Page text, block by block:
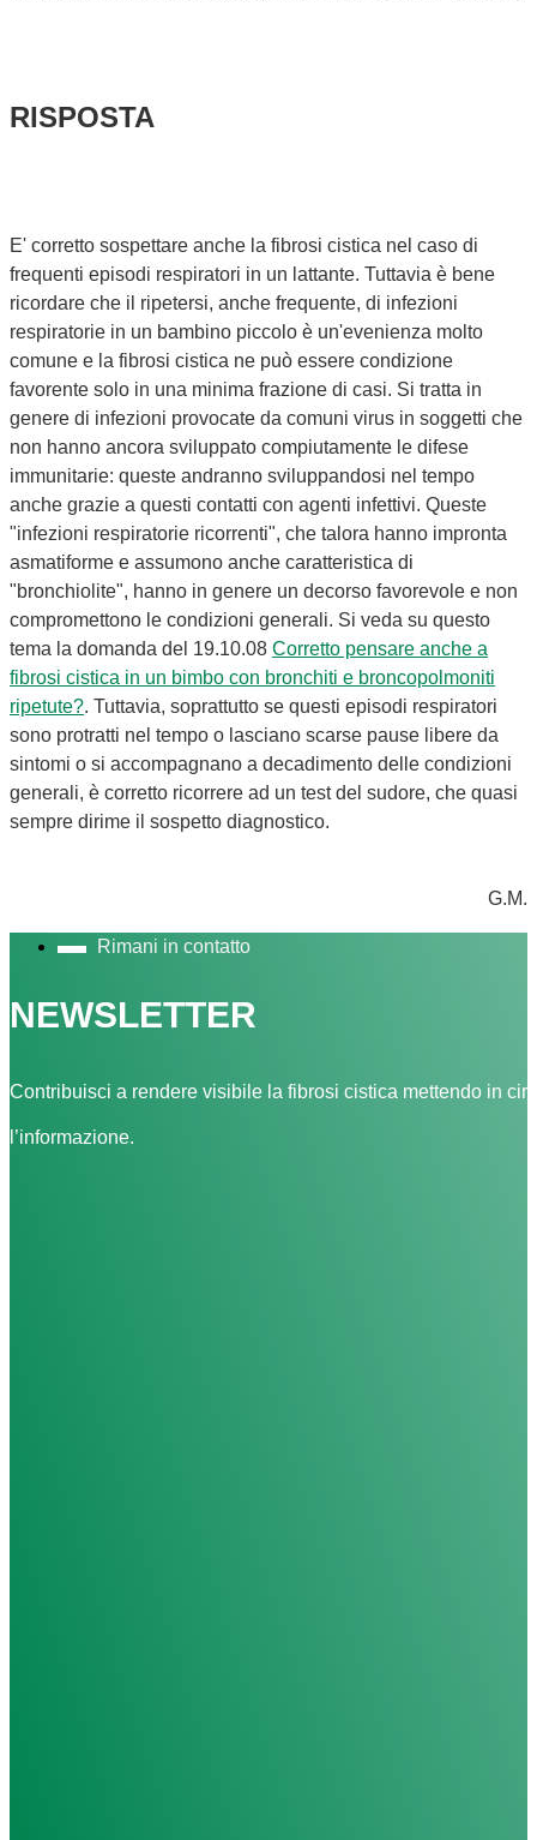
RISPOSTA
E' corretto sospettare anche la fibrosi cistica nel caso di
frequenti episodi respiratori in un lattante. Tuttavia è bene
ricordare che il ripetersi, anche frequente, di infezioni
respiratorie in un bambino piccolo è un'evenienza molto
comune e la fibrosi cistica ne può essere condizione
favorente solo in una minima frazione di casi. Si tratta in
genere di infezioni provocate da comuni virus in soggetti che
non hanno ancora sviluppato compiutamente le difese
immunitarie: queste andranno sviluppandosi nel tempo
anche grazie a questi contatti con agenti infettivi. Queste
"infezioni respiratorie ricorrenti", che talora hanno impronta
asmatiforme e assumono anche caratteristica di
"bronchiolite", hanno in genere un decorso favorevole e non
compromettono le condizioni generali. Si veda su questo
tema la domanda del 19.10.08 Corretto pensare anche a
fibrosi cistica in un bimbo con bronchiti e broncopolmoniti
ripetute?. Tuttavia, soprattutto se questi episodi respiratori
sono protratti nel tempo o lasciano scarse pause libere da
sintomi o si accompagnano a decadimento delle condizioni
generali, è corretto ricorrere ad un test del sudore, che quasi
sempre dirime il sospetto diagnostico.
G.M.
Rimani in contatto
NEWSLETTER
Contribuisci a rendere visibile la fibrosi cistica mettendo in
l’informazione.